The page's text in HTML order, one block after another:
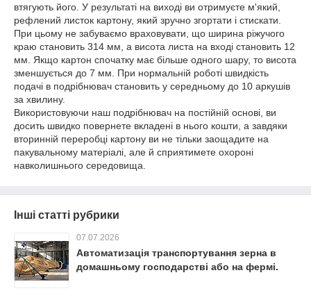
втягують його. У результаті на виході ви отримуєте м'який,
рефлений листок картону, який зручно згортати і стискати.
При цьому не забуваємо враховувати, що ширина ріжучого
краю становить 314 мм, а висота листа на вході становить 12
мм. Якщо картон спочатку має більше одного шару, то висота
зменшується до 7 мм. При нормальній роботі швидкість
подачі в подрібнювач становить у середньому до 10 аркушів
за хвилину.
Використовуючи наш подрібнювач на постійній основі, ви
досить швидко повернете вкладені в нього кошти, а завдяки
вторинній переробці картону ви не тільки заощадите на
пакувальному матеріалі, але й сприятимете охороні
навколишнього середовища.
Інші статті рубрики
07.07.2026
Автоматизація транспортування зерна в
домашньому господарстві або на фермі.